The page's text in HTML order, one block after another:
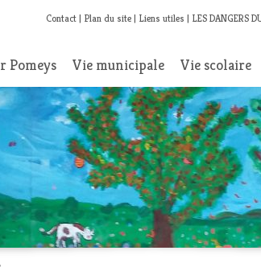
Contact Plan du site Liens utiles LES DANGERS
Pomeys Vie municipale Vie scolaire